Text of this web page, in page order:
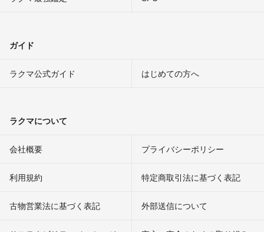
ガイド
ラクマ公式ガイド はじめての方へ
ラクマについて
会社概要 プライバシーポリシー
利用規約 特定商取引法に基づく表記
古物営業法に基づく表記 外部送信について